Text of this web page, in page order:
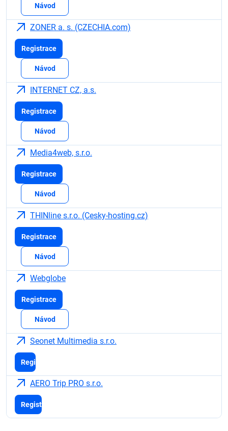
Návod
ZONER a. s. (CZECHIA.com)
Registrace
Návod
INTERNET CZ, a.s.
Registrace
Návod
Media4web, s.r.o.
Registrace
Návod
THINline s.r.o. (Cesky-hosting.cz)
Registrace
Návod
Webglobe
Registrace
Návod
Seonet Multimedia s.r.o.
Registrace
AERO Trip PRO s.r.o.
Registrace